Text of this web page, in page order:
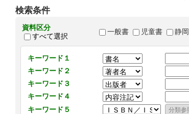
検索条件
資料区分
すべて選択
一般書 児童書 静
キーワード１
キーワード２
キーワード３
キーワード４
キーワード５